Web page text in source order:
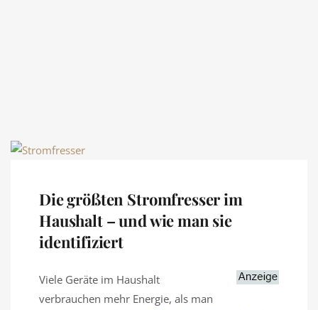
Die größten Stromfresser im
Haushalt – und wie man sie
identifiziert
Viele Geräte im Haushalt
verbrauchen mehr Energie, als man